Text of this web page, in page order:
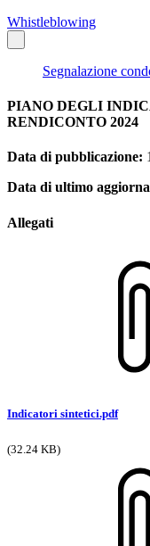
Whistleblowing
Segnalazione
PIANO DEGLI
RENDICONTO 2024
Data di pubblicazione:
Data di ultimo
Allegati
Indicatori sintetici.pdf
(32.24 KB)